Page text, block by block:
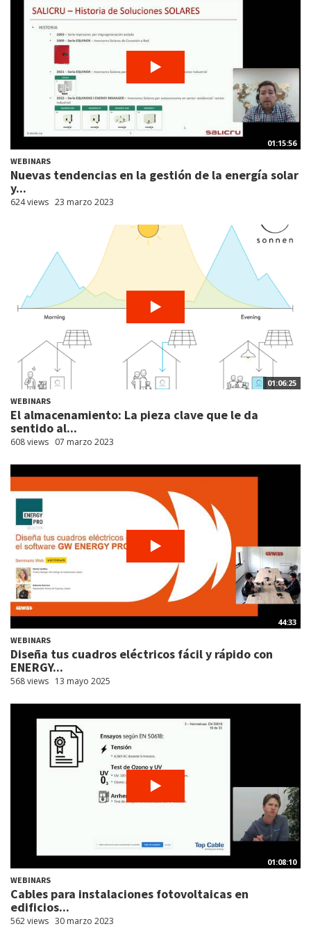
01:15:56
WEBINARS
Nuevas tendencias en la gestión de la energía solar
y...
624 views 23 marzo 2023
01:06:25
WEBINARS
El almacenamiento: La pieza clave que le da
sentido al...
608 views 07 marzo 2023
44:33
WEBINARS
Diseña tus cuadros eléctricos fácil y rápido con
ENERGY...
568 views 13 mayo 2025
01:08:10
WEBINARS
Cables para instalaciones fotovoltaicas en
edificios...
562 views 30 marzo 2023